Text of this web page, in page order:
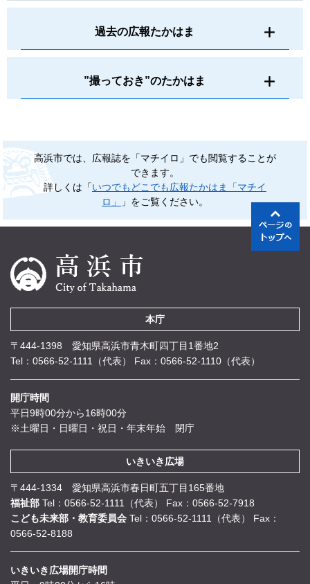
過去の広報たかはま
”撮っておき”のたかはま
高浜市では、広報誌を「マチイロ」でも閲覧することが
できます。
詳しくは「いつでもどこでも広報たかはま「マチイ
ロ」
」をご覧ください。
本庁
〒444-1398 愛知県高浜市青木町四丁目1番地2
Tel：0566-52-1111（代表）
Fax：0566-52-1110（代表）
開庁時間
平日9時00分から16時00分
※土曜日・日曜日・祝日・年末年始 閉庁
いきいき広場
〒444-1334 愛知県高浜市春日町五丁目165番地
福祉部 Tel：0566-52-1111（代表）
Fax：0566-52-7918
こども未来部・教育委員会 Tel：0566-52-1111（代表）
Fax：
0566-52-8188
いきいき広場開庁時間